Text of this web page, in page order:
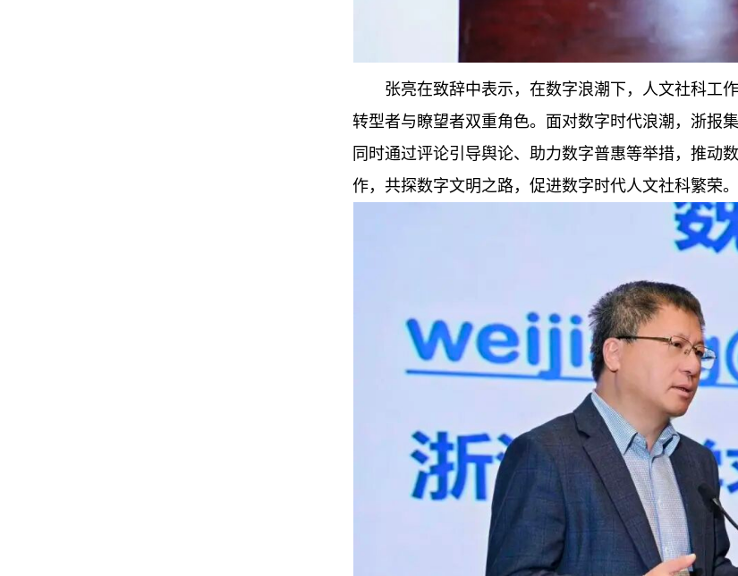
张亮在致辞中表示，在数字浪潮下，人文社科工
转型者与瞭望者双重角色。面对数字时代浪潮，浙报
同时通过评论引导舆论、助力数字普惠等举措，推动
作，共探数字文明之路，促进数字时代人文社科繁荣。